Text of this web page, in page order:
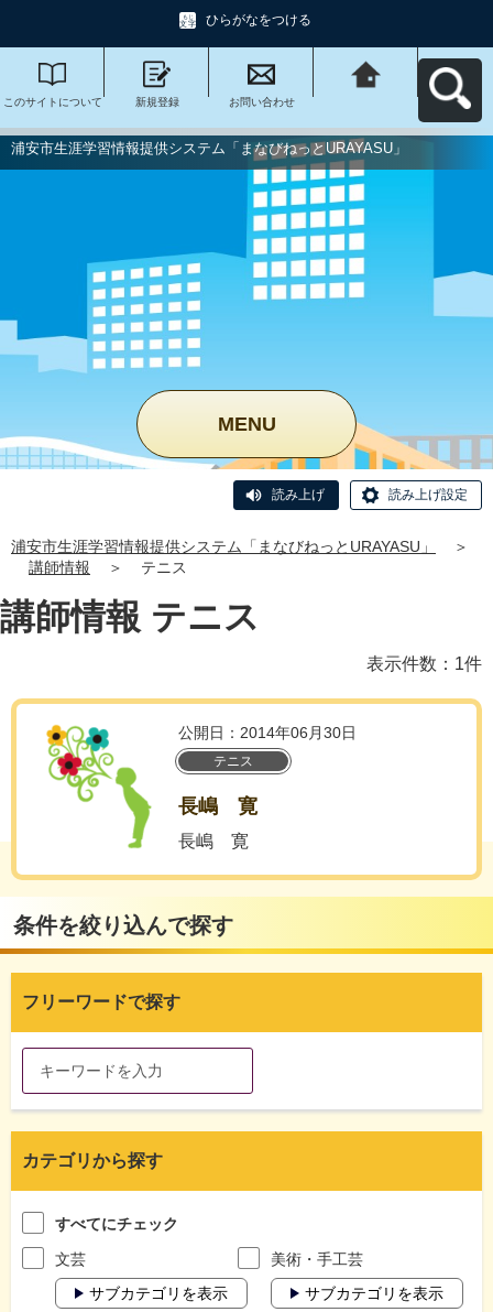
ひらがなをつける
このサイトについて 新規登録 お問い合わせ
びねっと
URAYASU」へ戻る
浦安市生涯学習情報提供システム「まなびねっとURAYASU」
MENU
読み上げ 読み上げ設定
浦安市生涯学習情報提供システム「まなびねっとURAYASU」
＞
講師情報
＞ テニス
講師情報 テニス
表示件数：1件
公開日：2014年06月30日
テニス
長嶋 寛
長嶋 寛
条件を絞り込んで探す
フリーワードで探す
カテゴリから探す
すべてにチェック
文芸
サブカテゴリを表示
美術・手工芸
サブカテゴリを表示